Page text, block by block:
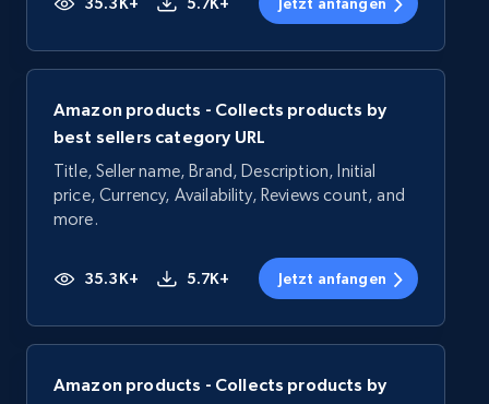
Amazon products - Collects products by
best sellers category URL
Title, Seller name, Brand, Description, Initial
price, Currency, Availability, Reviews count, and
more.
35.3K+ 5.7K+ Jetzt anfangen
Amazon products - Collects products by